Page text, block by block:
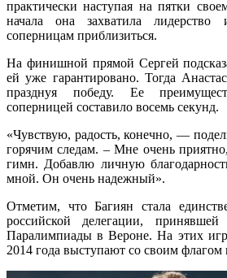
практически наступая на пятки
начала она захватила
соперницам приблизиться.
На финишной прямой Сергей
ей уже гарантировано. Тогда
празднуя победу. Ее
соперницей составило восемь секунд.
«Чувствую, радость, конечно, —
горячим следам. – Мне очень
гимн. Добавлю личную
мной. Он очень надежный».
Отметим, что Багиян стала
российской делегации,
Паралимпиады в Вероне. На этих
2014 года выступают со своим